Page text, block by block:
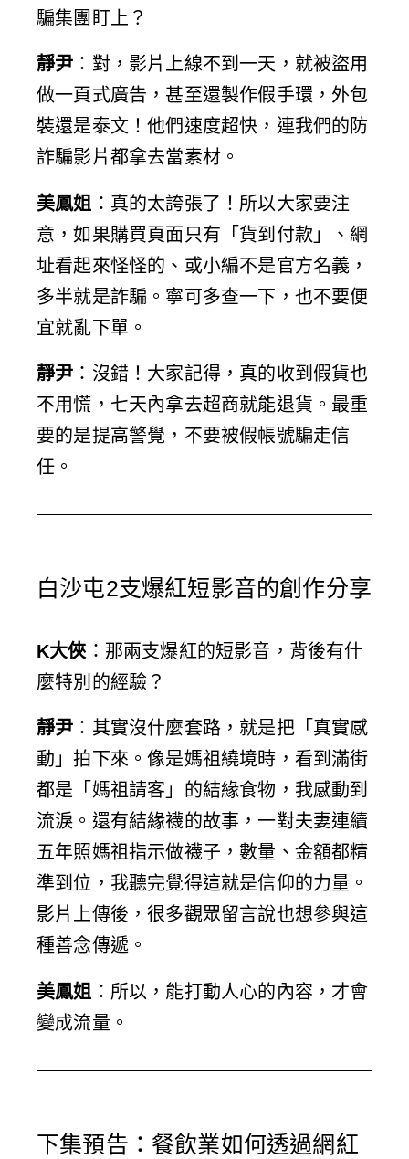
騙集團盯上？
靜尹 ：對，影片上線不到一天，就被盜用
做一頁式廣告，甚至還製作假手環，外包
裝還是泰文！他們速度超快，連我們的防
詐騙影片都拿去當素材。
美鳳姐 ：真的太誇張了！所以大家要注
意，如果購買頁面只有「貨到付款」、網
址看起來怪怪的、或小編不是官方名義，
多半就是詐騙。寧可多查一下，也不要便
宜就亂下單。
靜尹 ：沒錯！大家記得，真的收到假貨也
不用慌，七天內拿去超商就能退貨。最重
要的是提高警覺，不要被假帳號騙走信
任。
白沙屯2支爆紅短影音的創作分享
K大俠 ：那兩支爆紅的短影音，背後有什
麼特別的經驗？
靜尹 ：其實沒什麼套路，就是把「真實感
動」拍下來。像是媽祖繞境時，看到滿街
都是「媽祖請客」的結緣食物，我感動到
流淚。還有結緣襪的故事，一對夫妻連續
五年照媽祖指示做襪子，數量、金額都精
準到位，我聽完覺得這就是信仰的力量。
影片上傳後，很多觀眾留言說也想參與這
種善念傳遞。
美鳳姐 ：所以，能打動人心的內容，才會
變成流量。
下集預告：餐飲業如何透過網紅